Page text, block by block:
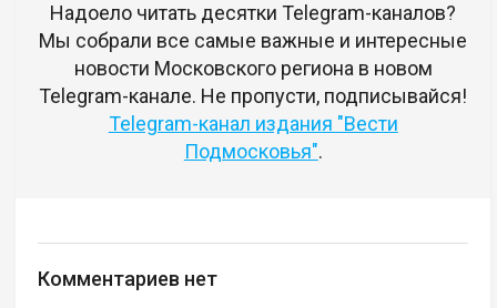
Надоело читать десятки Telegram-каналов?
Мы собрали все самые важные и интересные
новости Московского региона в новом
Telegram-канале. Не пропусти, подписывайся!
Telegram-канал издания "Вести
Подмосковья".
Комментариев нет